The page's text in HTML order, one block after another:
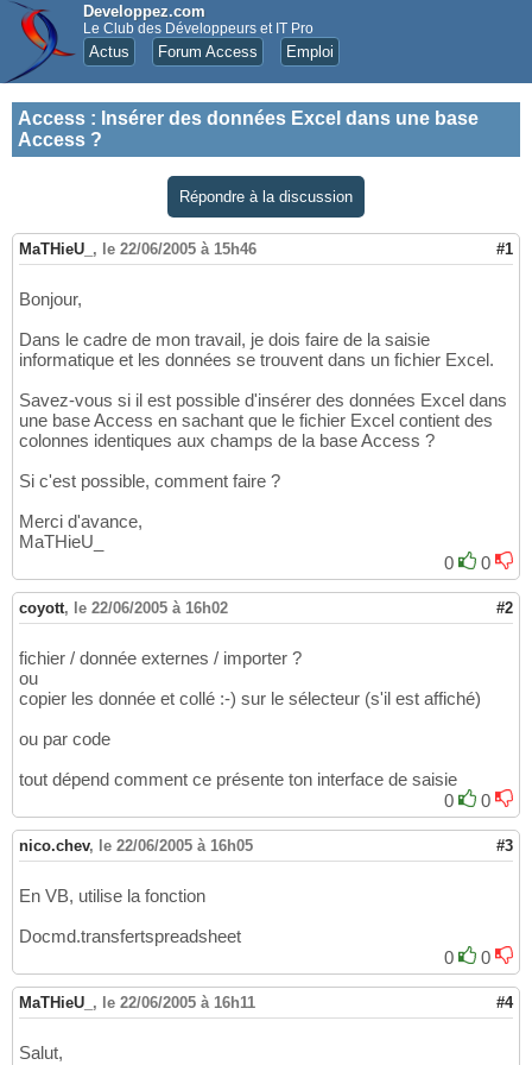
Developpez.com
Le Club des Développeurs et IT Pro
Actus Forum Access Emploi
Access : Insérer des données Excel dans une base
Access ?
Répondre à la discussion
MaTHieU_ , le 22/06/2005 à 15h46 #1
Bonjour,
Dans le cadre de mon travail, je dois faire de la saisie
informatique et les données se trouvent dans un fichier Excel.
Savez-vous si il est possible d'insérer des données Excel dans
une base Access en sachant que le fichier Excel contient des
colonnes identiques aux champs de la base Access ?
Si c'est possible, comment faire ?
Merci d'avance,
MaTHieU_
0
0
coyott, le 22/06/2005 à 16h02 #2
fichier / donnée externes / importer ?
ou
copier les donnée et collé :-) sur le sélecteur (s'il est affiché)
ou par code
tout dépend comment ce présente ton interface de saisie
0
0
nico.chev, le 22/06/2005 à 16h05 #3
En VB, utilise la fonction
Docmd.transfertspreadsheet
0
0
MaTHieU_ , le 22/06/2005 à 16h11 #4
Salut,